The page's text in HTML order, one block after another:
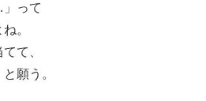
」って
。
て、
願う。